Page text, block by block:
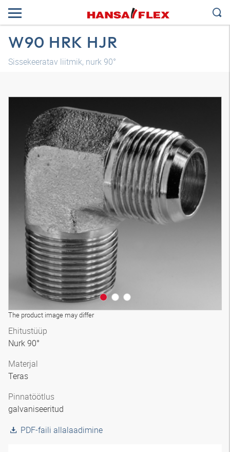
W90 HRK HJR
Sissekeeratav liitmik, nurk 90°
The product image may differ
3D-mudel
Ehitustüüp
Nurk 90°
Materjal
Teras
Pinnatöötlus
galvaniseeritud
PDF-faili allalaadimine